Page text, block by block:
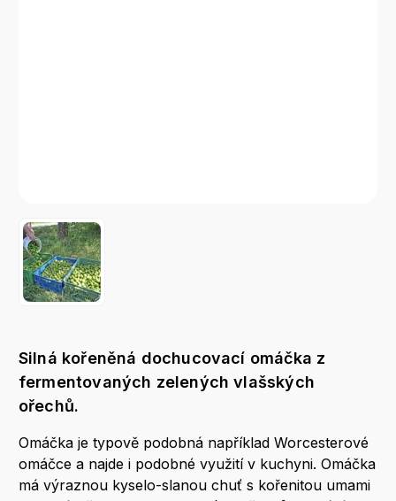
Silná kořeněná dochucovací omáčka z
fermentovaných zelených vlašských
ořechů.
Omáčka je typově podobná například Worcesterové
omáčce a najde i podobné využití v kuchyni. Omáčka
má výraznou kyselo-slanou chuť s kořenitou umami